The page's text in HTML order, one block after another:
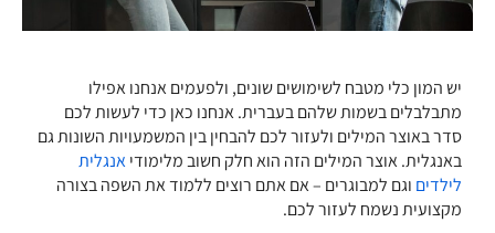
יש המון כלי מטבח לשימושים שונים, ולפעמים אנחנו אפילו
מתבלבלים בשמות שלהם בעברית. אנחנו כאן כדי לעשות לכם
סדר באוצר המילים ולעזור לכם להבחין בין המשמעויות השונות גם
באנגלית. אוצר המילים הזה הוא חלק חשוב מלימודיאנגלית
לילדים וגם למבוגרים – אם אתם רוצים ללמוד את השפה בצורה
מקצועית נשמח לעזור לכם.